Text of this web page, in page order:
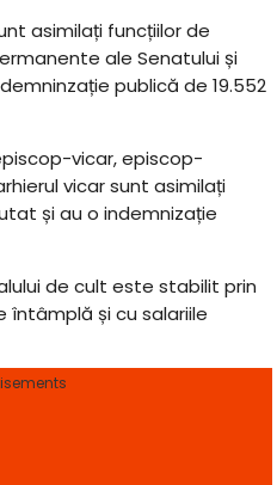
asimilați funcțiilor de
ale Senatului și
publică de 19.552
vicar, episcop-
vicar sunt asimilați
și au o indemnizație
de cult este stabilit prin
întâmplă și cu salariile